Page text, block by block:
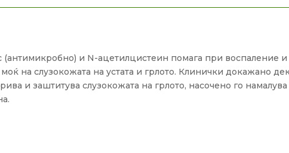
и N-ацетилцистеин помага при воспаление и
на слузокожата на устата и грлото. Клинички докажано
и заштитува слузокожата на грлото, насочено го